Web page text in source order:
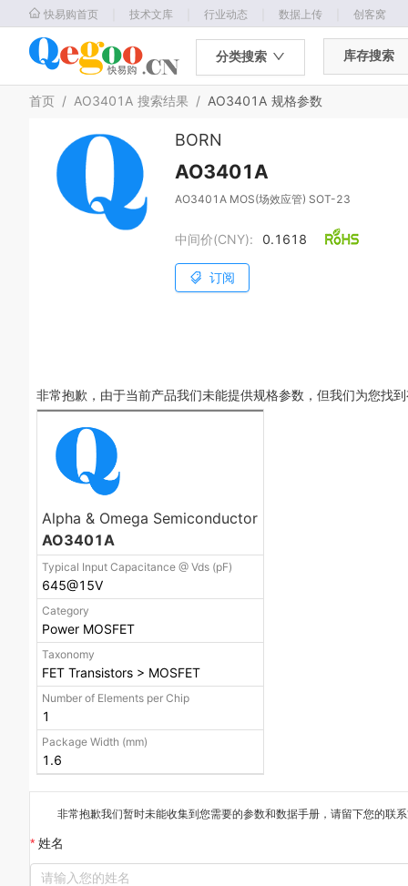
快易购首页 技术文库 行业动态 数据上传 创客窝
分类搜索 库存搜索
首页 / AO3401A 搜索结果 / AO3401A 规格参数
BORN
AO3401A
AO3401A MOS(场效应管) SOT-23
中间价(CNY): 0.1618
订阅
非常抱歉，由于当前产品我们未能提供规格参数，但我们为您找
Alpha & Omega Semiconductor
AO3401A
Typical Input Capacitance @ Vds (pF)
645@15V
Category
Power MOSFET
Taxonomy
FET Transistors > MOSFET
Number of Elements per Chip
1
Package Width (mm)
1.6
非常抱歉我们暂时未能收集到您需要的参数和数据手册 ，请留下您的联
姓名